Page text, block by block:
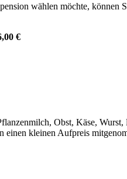
wählen möchte, können
€
Obst, Käse,
einen kleinen Aufpreis